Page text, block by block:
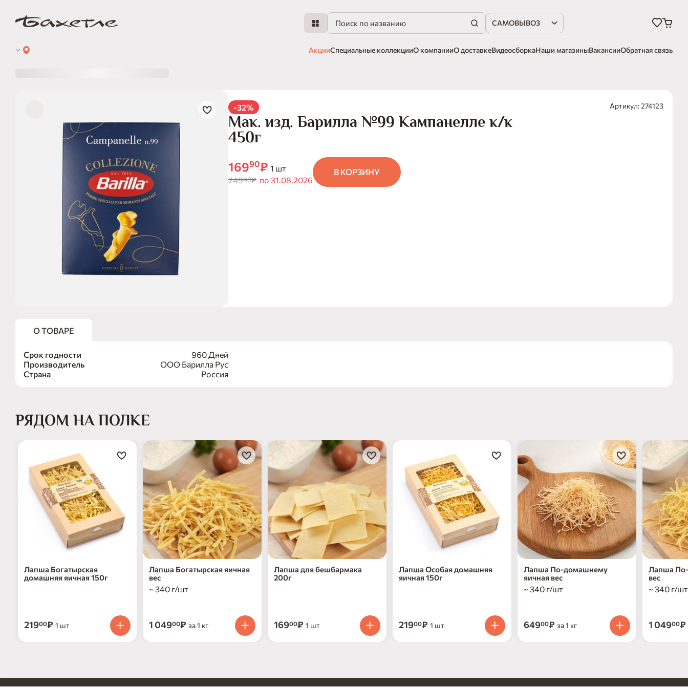
САМОВЫВОЗ
АкцииСпециальные коллекцииО компанииО доставкеВидеосборкаНаши магазиныВакансииОбратная связь
-32%
Мак. изд. Барилла №99 Кампанелле к/к
450г
16990₽ 1 шт
24990₽ по 31.08.2026
В КОРЗИНУ
Артикул: 274123
О ТОВАРЕ
Срок годности
960 Дней
Производитель
ООО Барилла Рус
Страна
Россия
РЯДОМ НА ПОЛКЕ
Лапша Богатырская
домашняя яичная 150г
21900₽ 1 шт
Лапша Богатырская яичная
вес
~ 340 г/шт
1 04900₽ за 1 кг
Лапша для бешбармака
200г
16900₽ 1 шт
Лапша Особая домашняя
яичная 150г
21900₽ 1 шт
Лапша По-домашнему
яичная вес
~ 340 г/шт
64900₽ за 1 кг
Лапша По-
вес
~ 340 г/шт
1 04900₽